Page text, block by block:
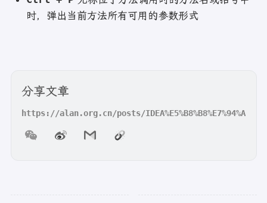
时，弹出当前方法所有可用的参数形式
分享文章